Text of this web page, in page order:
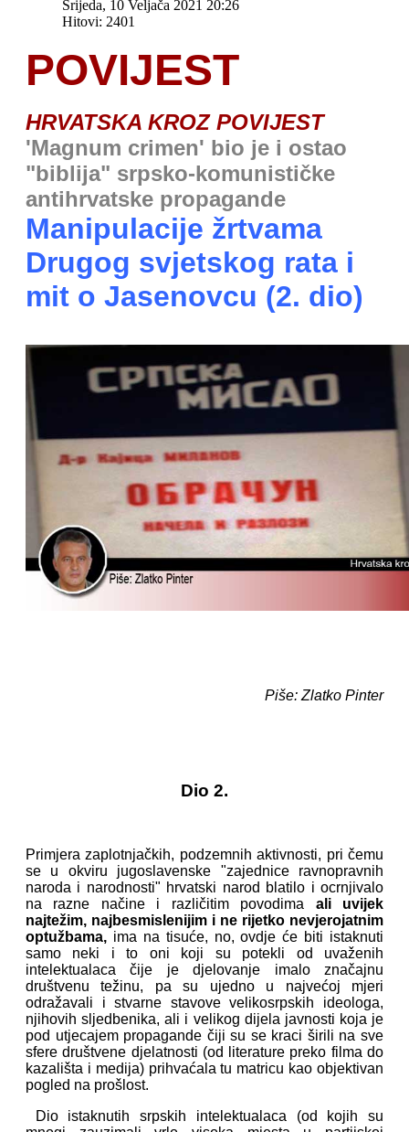
Srijeda, 10 Veljača 2021 20:26
Hitovi: 2401
POVIJEST
HRVATSKA KROZ POVIJEST
'Magnum crimen' bio je i ostao
"biblija" srpsko-komunističke
antihrvatske propagande
Manipulacije žrtvama
Drugog svjetskog rata i
mit o Jasenovcu (2. dio)
Piše: Zlatko Pinter
Dio 2.
Primjera zaplotnjačkih, podzemnih aktivnosti, pri čemu
se u okviru jugoslavenske "zajednice ravnopravnih
naroda i narodnosti" hrvatski narod blatilo i ocrnjivalo
na razne načine i različitim povodima ali uvijek
najtežim, najbesmislenijim i ne rijetko nevjerojatnim
optužbama, ima na tisuće, no, ovdje će biti istaknuti
samo neki i to oni koji su potekli od uvaženih
intelektualaca čije je djelovanje imalo značajnu
društvenu težinu, pa su ujedno u najvećoj mjeri
odražavali i stvarne stavove velikosrpskih ideologa,
njihovih sljedbenika, ali i velikog dijela javnosti koja je
pod utjecajem propagande čiji su se kraci širili na sve
sfere društvene djelatnosti (od literature preko filma do
kazališta i medija) prihvaćala tu matricu kao objektivan
pogled na prošlost.
Dio istaknutih srpskih intelektualaca (od kojih su